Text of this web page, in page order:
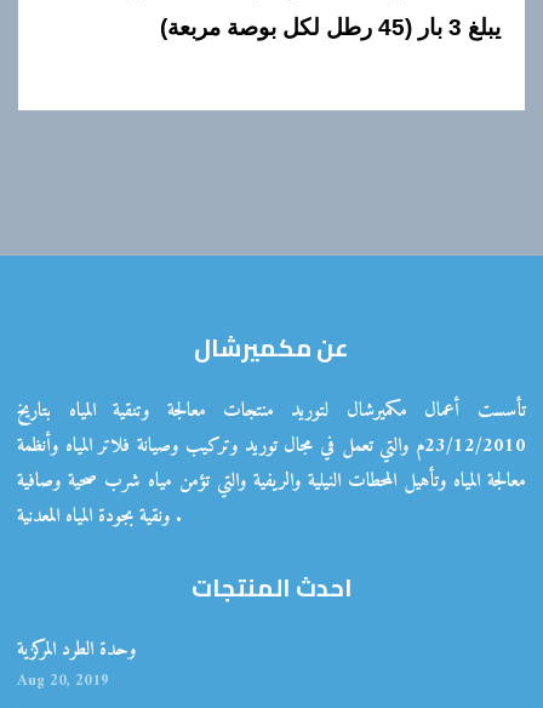
يبلغ 3 بار (45 رطل لكل بوصة مربعة)
عن مكميرشال
تأسست أعمال مكميرشال لتوريد منتجات معالجة وتنقية المياه بتاريخ
23/12/2010م والتي تعمل في مجال توريد وتركيب وصيانة فلاتر المياه وأنظمة
معالجة المياه وتأهيل المحطات النيلية والريفية والتي تؤمن مياه شرب صحية وصافية
ونقية بجودة المياه المعدنية .
احدث المنتجات
وحدة الطرد المركزية
Aug 20, 2019